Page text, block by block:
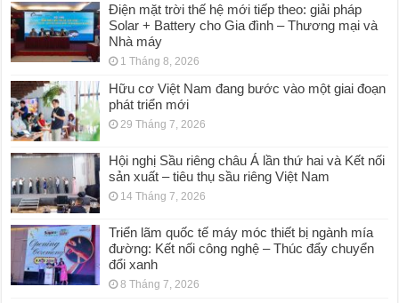
Điện mặt trời thế hệ mới tiếp theo: giải pháp
Solar + Battery cho Gia đình – Thương mại và
Nhà máy
1 Tháng 8, 2026
Hữu cơ Việt Nam đang bước vào một giai đoạn
phát triển mới
29 Tháng 7, 2026
Hội nghị Sầu riêng châu Á lần thứ hai và Kết nối
sản xuất – tiêu thụ sầu riêng Việt Nam
14 Tháng 7, 2026
Triển lãm quốc tế máy móc thiết bị ngành mía
đường: Kết nối công nghệ – Thúc đẩy chuyển
đổi xanh
8 Tháng 7, 2026